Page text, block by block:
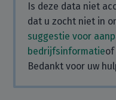
Is deze data niet
dat u zocht niet in
suggestie voor
bedrijfsinformatieof
Bedankt voor uw